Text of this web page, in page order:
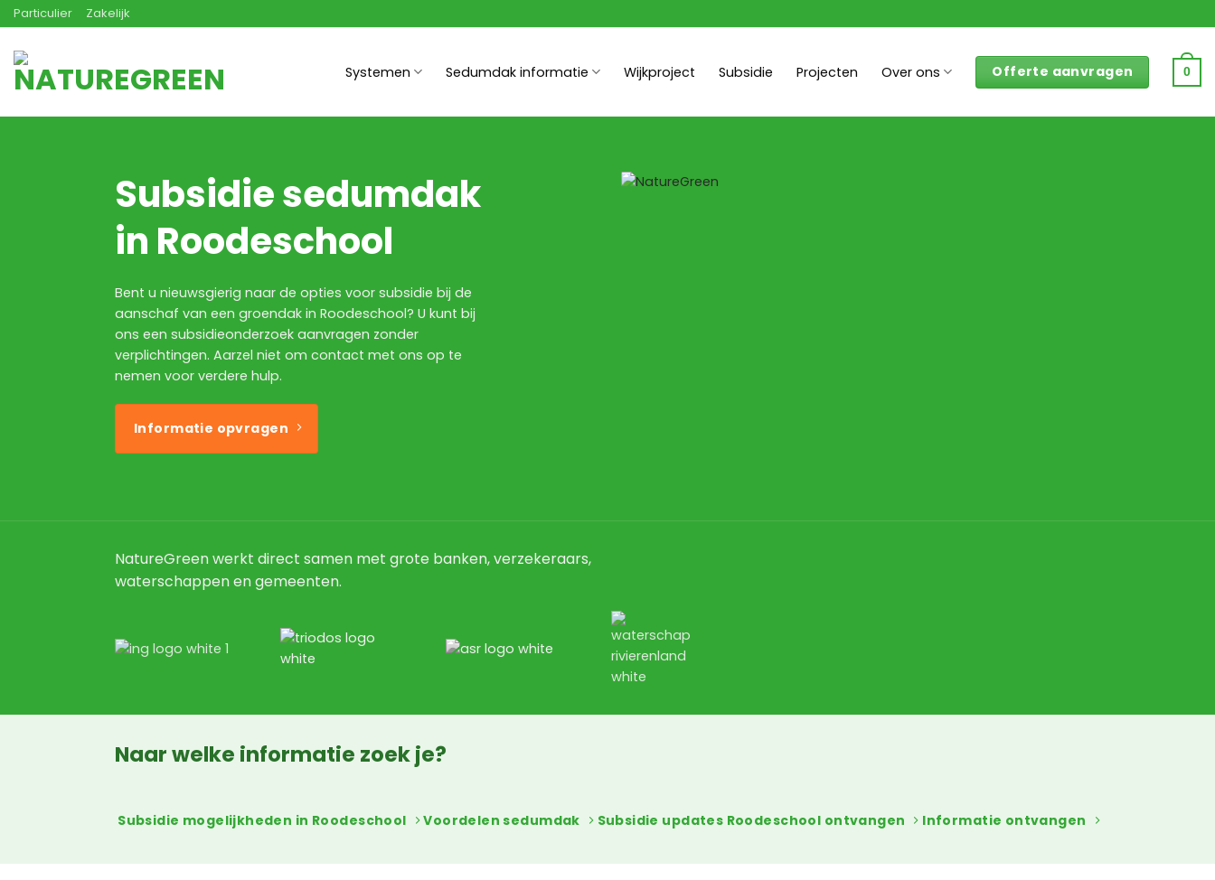
Ga
naar
inhoud
Particulier Zakelijk
Systemen Sedumdak informatie Wijkproject Subsidie Projecten Over ons Offerte aanvragen 0
Subsidie sedumdak
in Roodeschool
Bent u nieuwsgierig naar de opties voor subsidie bij de
aanschaf van een groendak in Roodeschool? U kunt bij
ons een subsidieonderzoek aanvragen zonder
verplichtingen. Aarzel niet om contact met ons op te
nemen voor verdere hulp.
Informatie opvragen
NatureGreen werkt direct samen met grote banken, verzekeraars,
waterschappen en gemeenten.
Naar welke informatie zoek je?
Subsidie mogelijkheden in Roodeschool Voordelen sedumdak Subsidie updates Roodeschool ontvangen Informatie ontvangen